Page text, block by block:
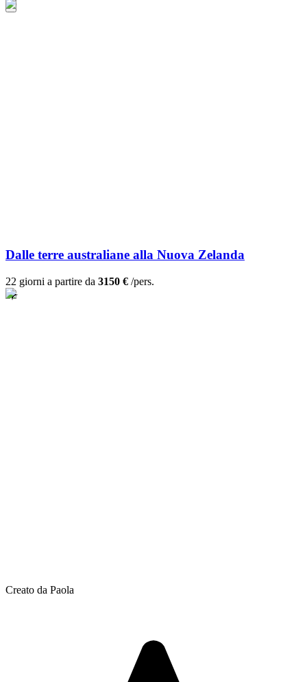
Dalle terre australiane alla Nuova Zelanda
22 giorni a partire da 3150 € /pers.
Creato da Paola